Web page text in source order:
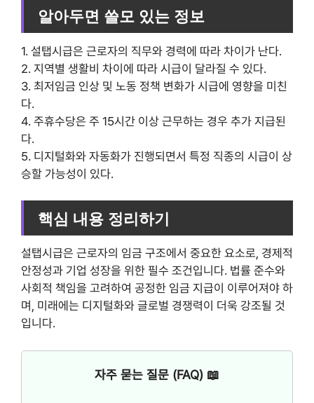
알아두면 쓸모 있는 정보
1. 설탭시급은 근로자의 직무와 경력에 따라 차이가 난다.
2. 지역별 생활비 차이에 따라 시급이 달라질 수 있다.
3. 최저임금 인상 및 노동 정책 변화가 시급에 영향을 미친
다.
4. 주휴수당은 주 15시간 이상 근무하는 경우 추가 지급된
다.
5. 디지털화와 자동화가 진행되면서 특정 직종의 시급이 상
승할 가능성이 있다.
핵심 내용 정리하기
설탭시급은 근로자의 임금 구조에서 중요한 요소로, 경제적
안정성과 기업 성장을 위한 필수 조건입니다. 법률 준수와
사회적 책임을 고려하여 공정한 임금 지급이 이루어져야 하
며, 미래에는 디지털화와 글로벌 경쟁력이 더욱 강조될 것
입니다.
자주 묻는 질문 (FAQ) 📖